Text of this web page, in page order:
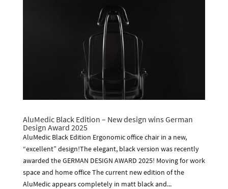
AluMedic Black Edition – New design wins German
Design Award 2025
AluMedic Black Edition Ergonomic office chair in a new,
“excellent” design!The elegant, black version was recently
awarded the GERMAN DESIGN AWARD 2025! Moving for work
space and home office The current new edition of the
AluMedic appears completely in matt black and...